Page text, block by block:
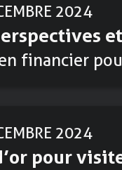
2024
financier
2024
pour